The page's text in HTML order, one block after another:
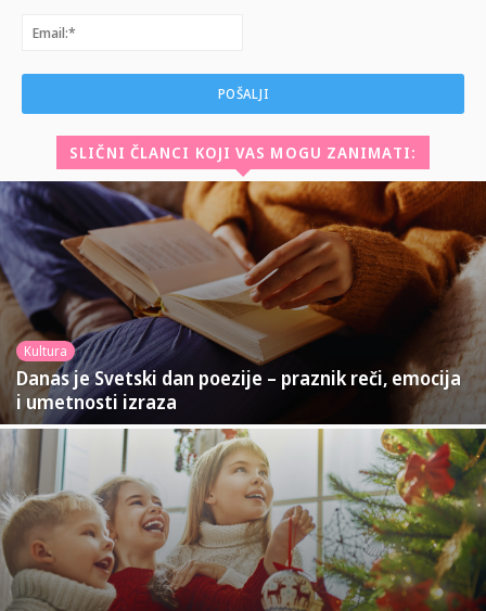
SLIČNI ČLANCI KOJI VAS MOGU ZANIMATI:
Kultura
Danas je Svetski dan poezije – praznik reči, emocija
i umetnosti izraza